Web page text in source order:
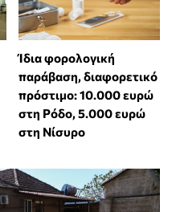
Ίδια φορολογική
παράβαση, διαφορετικό
πρόστιμο: 10.000 ευρώ
στη Ρόδο, 5.000 ευρώ
στη Νίσυρο